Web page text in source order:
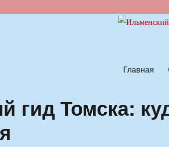
Главная
гид Томска: